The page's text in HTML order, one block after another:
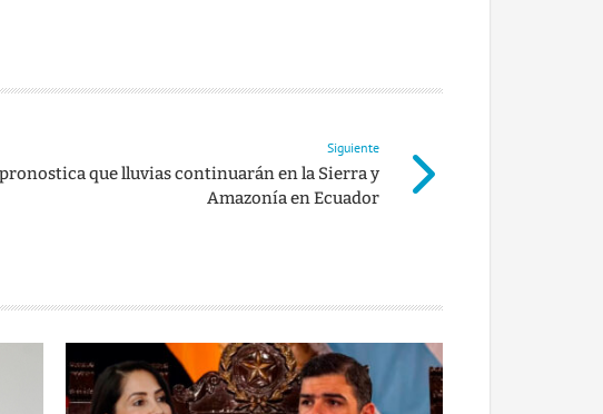
Siguiente
que lluvias continuarán en la Sierra y
Amazonía en Ecuador